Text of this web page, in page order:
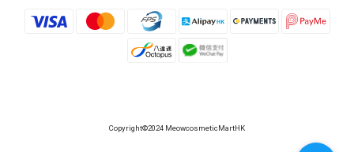
Copyright©2024 MeowcosmeticMartHK